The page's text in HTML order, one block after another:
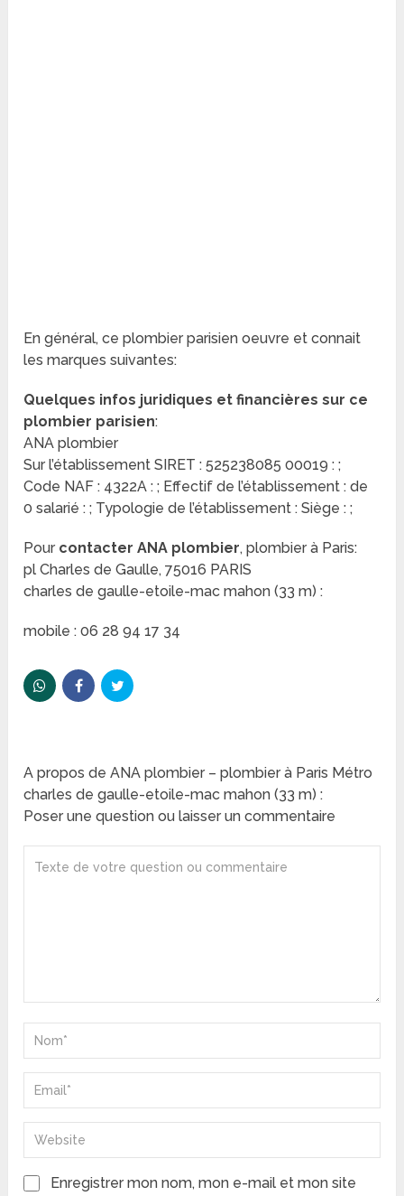
En général, ce plombier parisien oeuvre et connait
les marques suivantes:
Quelques infos juridiques et financières sur ce
plombier parisien:
ANA plombier
Sur l’établissement SIRET : 525238085 00019 : ;
Code NAF : 4322A : ; Effectif de l’établissement : de
0 salarié : ; Typologie de l’établissement : Siège : ;
Pour contacter ANA plombier, plombier à Paris:
pl Charles de Gaulle, 75016 PARIS
charles de gaulle-etoile-mac mahon (33 m) :
mobile : 06 28 94 17 34
A propos de ANA plombier – plombier à Paris Métro
charles de gaulle-etoile-mac mahon (33 m) :
Poser une question ou laisser un commentaire
Enregistrer mon nom, mon e-mail et mon site